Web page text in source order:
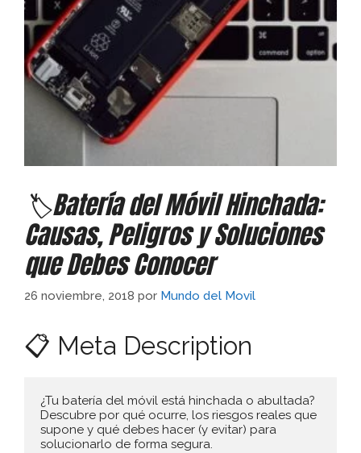
🏷️Batería del Móvil Hinchada:
Causas, Peligros y Soluciones
que Debes Conocer
26 noviembre, 2018 por Mundo del Movil
📋 Meta Description
¿Tu batería del móvil está hinchada o abultada?
Descubre por qué ocurre, los riesgos reales que
supone y qué debes hacer (y evitar) para
solucionarlo de forma segura.